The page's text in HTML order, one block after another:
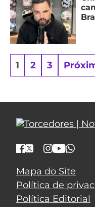
1 2 3
Mapa do Site
Política de
Política Editorial